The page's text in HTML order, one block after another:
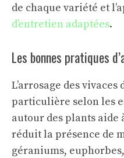
de chaque variété et
d’entretien adaptées.
Les bonnes pratiques
L’arrosage des
particulière selon les
autour des plants
réduit la présence de
géraniums,